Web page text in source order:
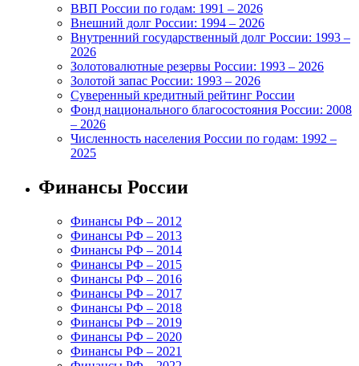
ВВП России по годам: 1991 – 2026
Внешний долг России: 1994 – 2026
Внутренний государственный долг России: 1993 –
2026
Золотовалютные резервы России: 1993 – 2026
Золотой запас России: 1993 – 2026
Суверенный кредитный рейтинг России
Фонд национального благосостояния России: 2008
– 2026
Численность населения России по годам: 1992 –
2025
Финансы России
Финансы РФ – 2012
Финансы РФ – 2013
Финансы РФ – 2014
Финансы РФ – 2015
Финансы РФ – 2016
Финансы РФ – 2017
Финансы РФ – 2018
Финансы РФ – 2019
Финансы РФ – 2020
Финансы РФ – 2021